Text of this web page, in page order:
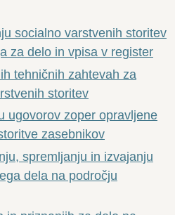
socialno varstvenih storitev
za delo in vpisa v register
tehničnih zahtevah za
storitev
ugovorov zoper opravljene
zasebnikov
spremljanju in izvajanju
dela na področju